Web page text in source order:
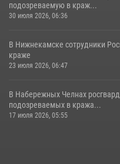
подозреваемую в краж...
30 июля 2026, 06:36
В Нижнекамске сотрудники
краже
23 июля 2026, 06:47
В Набережных Челнах
подозреваемых в кража...
17 июля 2026, 05:55